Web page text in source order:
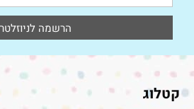
קטלוג